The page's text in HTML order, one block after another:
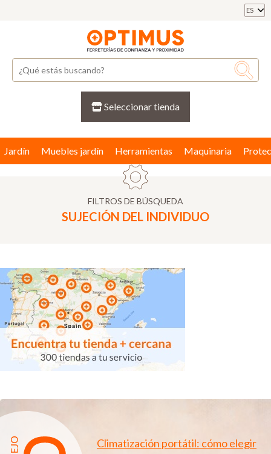
ES
Seleccionar tienda
Jardín Muebles jardín Herramientas Maquinaria
FILTROS DE BÚSQUEDA
SUJECIÓN DEL INDIVIDUO
Climatización portátil: cómo elegir